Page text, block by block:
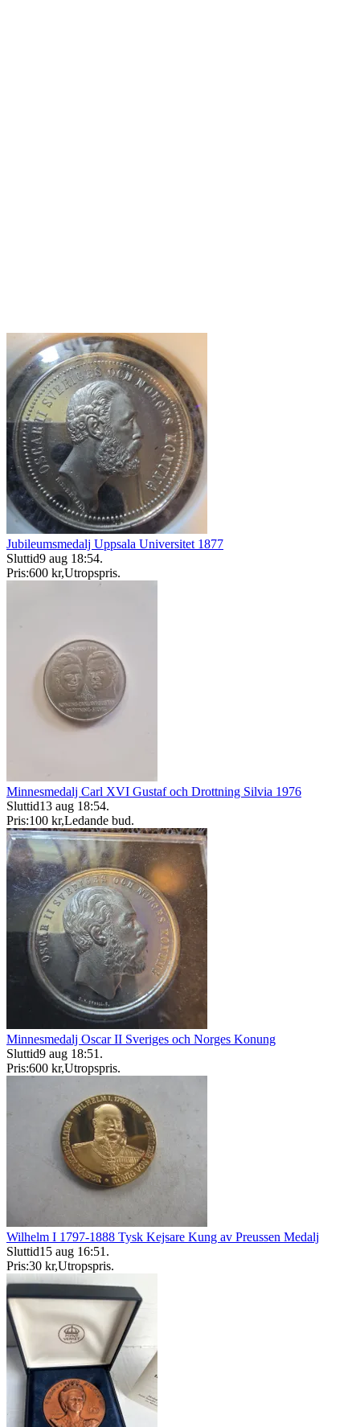
Jubileumsmedalj Uppsala Universitet 1877
Sluttid9 aug 18:54.
Pris:600 kr,Utropspris.
Minnesmedalj Carl XVI Gustaf och Drottning Silvia 1976
Sluttid13 aug 18:54.
Pris:100 kr,Ledande bud.
Minnesmedalj Oscar II Sveriges och Norges Konung
Sluttid9 aug 18:51 .
Pris:600 kr,Utropspris.
Wilhelm I 1797-1888 Tysk Kejsare Kung av Preussen Medalj
Sluttid15 aug 16:51 .
Pris:30 kr,Utropspris.